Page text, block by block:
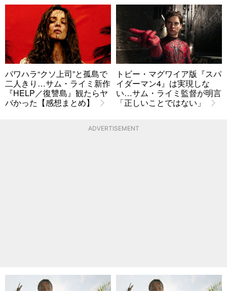
パワハラ“クソ上司”と孤島で
二人きり…サム・ライミ新作
『HELP／復讐島』観たらヤ
バかった【感想まとめ】
トビー・マグワイア版『スパ
イダーマン4』は実現しな
い…サム・ライミ監督が明言
「正しいことではない」
ADVERTISEMENT